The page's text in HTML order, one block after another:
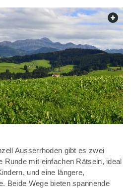
Ausserrhoden gibt es zwei
Runde mit einfachen Rätseln, ideal
und eine längere,
Beide Wege bieten spannende